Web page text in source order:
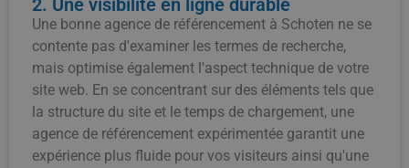
2. Une visibilité en ligne durable
Une bonne agence de référencement à Schoten ne se
contente pas d'examiner les termes de recherche,
mais optimise également l'aspect technique de votre
site web. En se concentrant sur des éléments tels que
la structure du site et le temps de chargement, une
agence de référencement expérimentée garantit une
expérience plus fluide pour vos visiteurs ainsi qu'une